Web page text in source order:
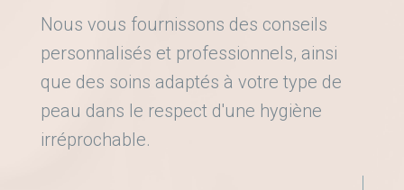
Nous vous fournissons des conseils
personnalisés et professionnels, ainsi
que des soins adaptés à votre type de
peau dans le respect d'une hygiène
irréprochable.